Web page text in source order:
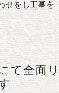
せをし工事を
て全面